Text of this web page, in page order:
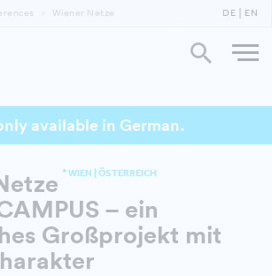
Wiener Netze DE EN
available in German.
* WIEN | ÖSTERREICH
– ein
Großprojekt mit